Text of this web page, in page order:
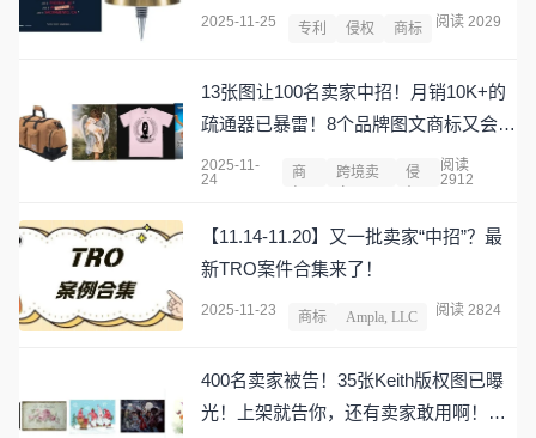
暴雷！涉及这些商标的链接将变狗！
2025-11-25 专利 侵权 商标 阅读 2029
13张图让100名卖家中招！月销10K+的
疏通器已暴雷！8个品牌图文商标又会放
倒多少卖家？！（名单已公开）
2025-11-
24
商
跨境卖
侵
阅读
2912
【11.14-11.20】又一批卖家“中招”？最
新TRO案件合集来了！
2025-11-23 商标 Ampla, LLC 阅读 2824
400名卖家被告！35张Keith版权图已曝
光！上架就告你，还有卖家敢用啊！被